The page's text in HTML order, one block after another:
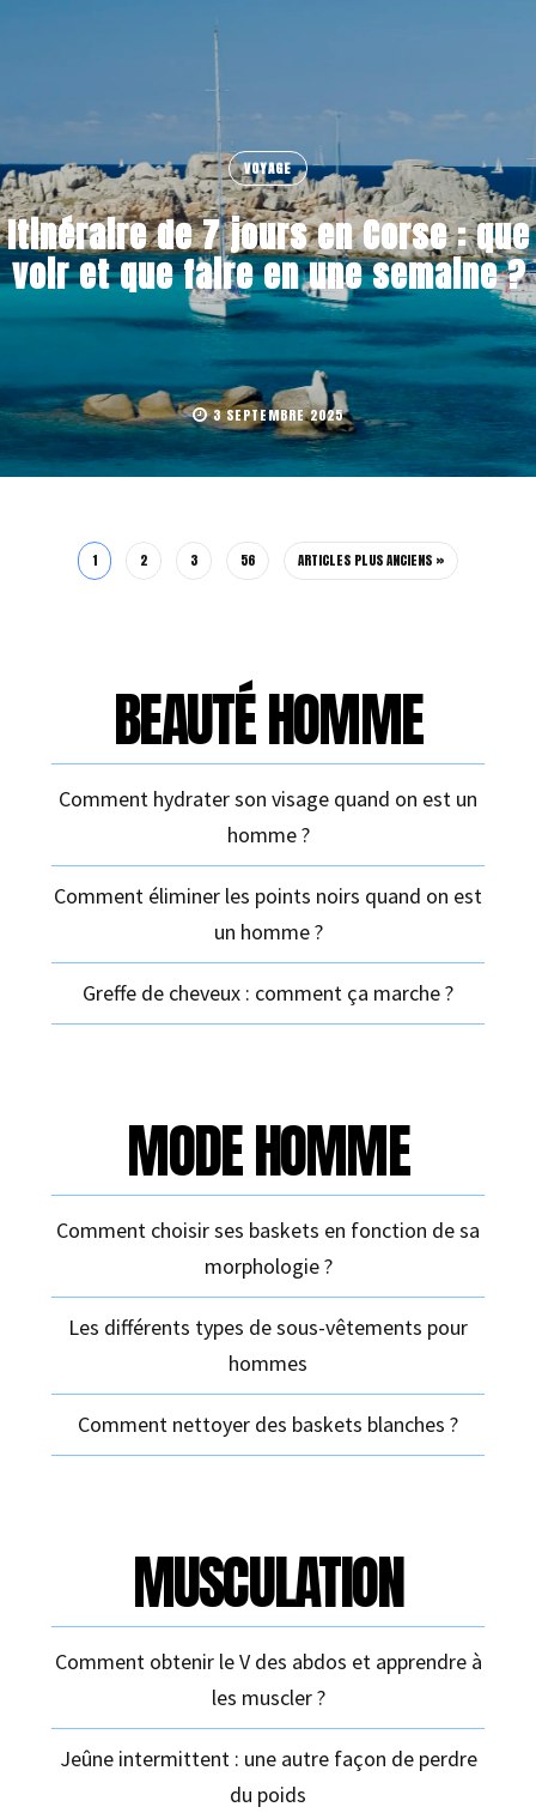
VOYAGE
Itinéraire de 7 jours en Corse : que
voir et que faire en une semaine ?
3 SEPTEMBRE 2025
1 2 3 56 ARTICLES PLUS ANCIENS »
BEAUTÉ HOMME
Comment hydrater son visage quand on est un
homme ?
Comment éliminer les points noirs quand on est
un homme ?
Greffe de cheveux : comment ça marche ?
MODE HOMME
Comment choisir ses baskets en fonction de sa
morphologie ?
Les différents types de sous-vêtements pour
hommes
Comment nettoyer des baskets blanches ?
MUSCULATION
Comment obtenir le V des abdos et apprendre à
les muscler ?
Jeûne intermittent : une autre façon de perdre
du poids